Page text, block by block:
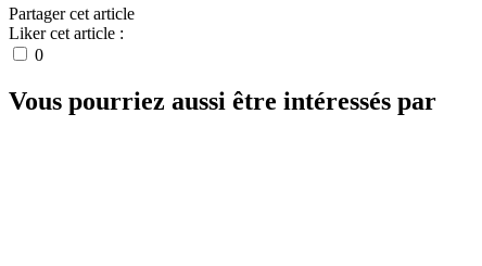
Partager cet article
Liker cet article :
0
Vous pourriez aussi être intéressés par